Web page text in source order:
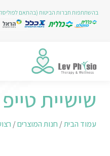
בהשתתפות חברות הביטוח (בהתאם
שישיית טייפ
עמוד הבית/ חנות המוצרים/